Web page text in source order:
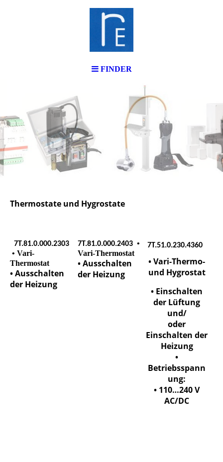
FINDER
Thermostate und Hygrostate
7T.81.0.000.2303
• Vari-
Thermostat
• Ausschalten
der Heizung
7T.81.0.000.2403 •
Vari-Thermostat
• Ausschalten
der Heizung
7T.51.0.230.4360
• Vari-Thermo-
und Hygrostat
• Einschalten
der Lüftung
und/
oder
Einschalten der
Heizung
•
Betriebsspann
ung:
• 110…240 V
AC/DC